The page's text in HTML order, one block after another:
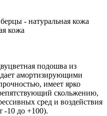
- натуральная кожа
кожа
подошва из
амортизирующими
имеет ярко
скольжению,
сред и воздействия
-10 до +100).